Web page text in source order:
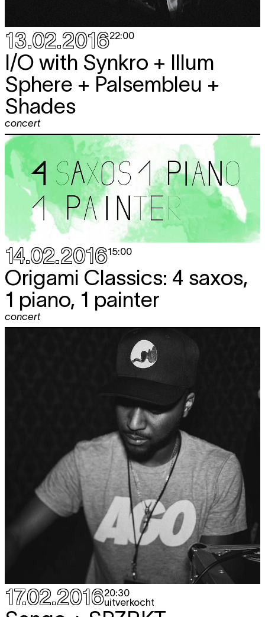
13.02.201622:00
I/O with Synkro + Illum
Sphere + Palsembleu +
Shades
concert
14.02.201615:00
Origami Classics: 4 saxos,
1 piano, 1 painter
concert
17.02.201620:30
uitverkocht